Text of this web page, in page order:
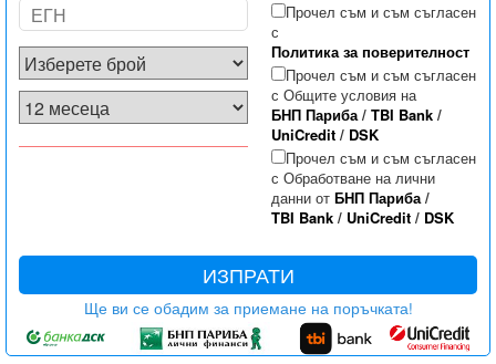
Прочел съм и съм съгласен
с
Политика за поверителност
Прочел съм и съм съгласен
с Общите условия на
БНП Париба/ TBI Bank/
UniCredit/ DSK
Прочел съм и съм съгласен
с Обработване на лични
данни от БНП Париба/
TBI Bank/ UniCredit/ DSK
ИЗПРАТИ
Ще ви се обадим за приемане на поръчката!